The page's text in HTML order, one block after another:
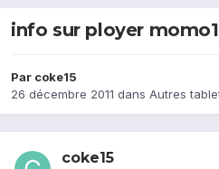
info sur ployer
Par coke15
26 décembre 2011 dans Autres
coke15